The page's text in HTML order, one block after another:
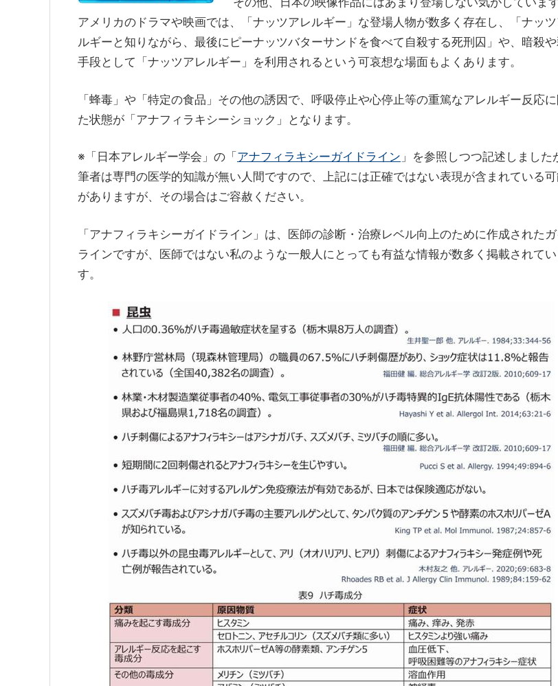
アメリカのドラマや映画では、「ナッツアレルギー」な登場人物が数多く存在し、「ナッツ
ルギーと知りながら、最後にピーナッツバターサンドを食べて自殺する死刑囚」や、暗殺
手段として「ナッツアレルギー」を利用されるという可哀想な場面もよくあります。
「蜂毒」や「特定の食品」その他の誘因で、呼吸停止や心停止等の重篤なアレルギー反応
た状態が「アナフィラキシーショック」となります。
※「日本アレルギー学会」の「 アナフィラキシーガイドライン 」を参照しつつ記述しました
筆者は専門の医学的知識が無い人間ですので、上記には正確ではない表現が含まれている
がありますが、その場合はご容赦ください。
「アナフィラキシーガイドライン」は、医師の診断・治療レベル向上のために作成された
ラインですが、医師ではない私のような一般人にとっても有益な情報が数多く掲載されてい
す。